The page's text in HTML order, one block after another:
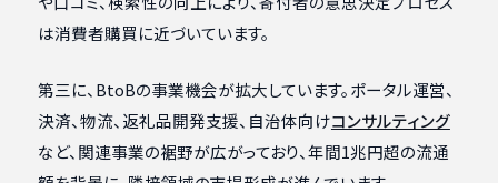
は消費者購買に近づいています。
第三に、BtoBの事業機会が拡大しています。ポータル運営、
決済、物流、返礼品開発支援、自治体向けコンサルティング
など、関連事業の裾野が広がっており、年間1兆円超の流通